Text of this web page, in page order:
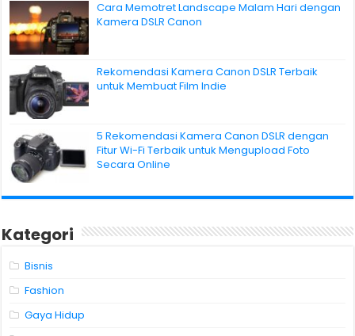
Cara Memotret Landscape Malam Hari dengan
Kamera DSLR Canon
Rekomendasi Kamera Canon DSLR Terbaik
untuk Membuat Film Indie
5 Rekomendasi Kamera Canon DSLR dengan
Fitur Wi-Fi Terbaik untuk Mengupload Foto
Secara Online
Kategori
Bisnis
Fashion
Gaya Hidup